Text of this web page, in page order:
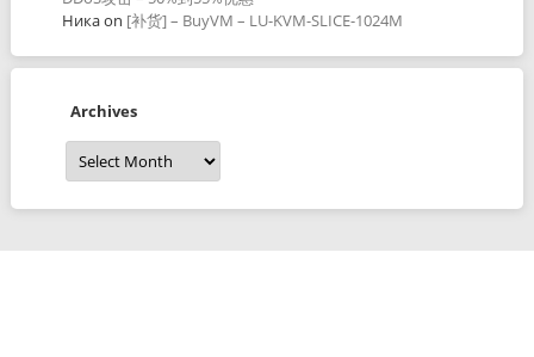
Никаon [补货] – BuyVM – LU-KVM-SLICE-1024M
Archives
Archives